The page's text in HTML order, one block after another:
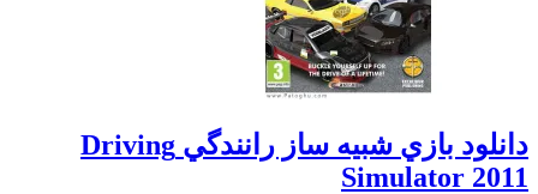
دانلود بازي شبيه ساز رانندگي Driving
Simulator 2011